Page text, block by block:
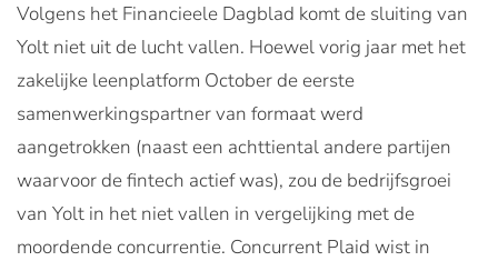
Volgens het Financieele Dagblad komt de sluiting van
Yolt niet uit de lucht vallen. Hoewel vorig jaar met het
zakelijke leenplatform October de eerste
samenwerkingspartner van formaat werd
aangetrokken (naast een achttiental andere partijen
waarvoor de fintech actief was), zou de bedrijfsgroei
van Yolt in het niet vallen in vergelijking met de
moordende concurrentie. Concurrent Plaid wist in